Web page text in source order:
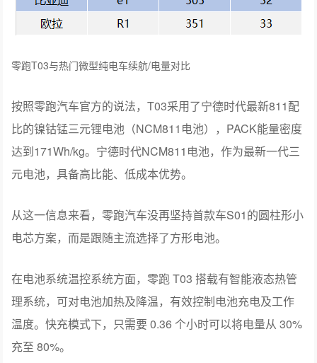
零跑T03与热门微型纯电车续航/电量对比
按照零跑汽车官方的说法，T03采用了宁德时代最新811配
比的镍钴锰三元锂电池（NCM811电池），PACK能量密度
达到171Wh/kg。宁德时代NCM811电池，作为最新一代三
元电池，具备高比能、低成本优势。
从这一信息来看，零跑汽车没再坚持首款车S01的圆柱形小
电芯方案，而是跟随主流选择了方形电池。
在电池系统温控系统方面，零跑 T03 搭载有智能液态热管
理系统，可对电池加热及降温，有效控制电池充电及工作
温度。快充模式下，只需要 0.36 个小时可以将电量从 30%
充至 80%。